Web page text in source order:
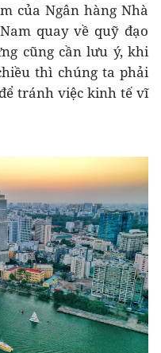
của Ngân hàng Nhà
quay về quỹ đạo
cũng cần lưu ý, khi
thì chúng ta phải
tránh việc kinh tế vĩ